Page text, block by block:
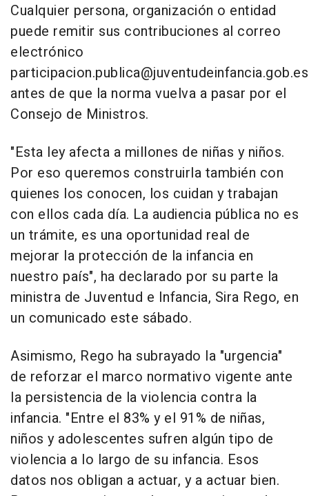
Cualquier persona, organización o entidad
puede remitir sus contribuciones al correo
electrónico
participacion.publica@juventudeinfancia.gob.es
antes de que la norma vuelva a pasar por el
Consejo de Ministros.
"Esta ley afecta a millones de niñas y niños.
Por eso queremos construirla también con
quienes los conocen, los cuidan y trabajan
con ellos cada día. La audiencia pública no es
un trámite, es una oportunidad real de
mejorar la protección de la infancia en
nuestro país", ha declarado por su parte la
ministra de Juventud e Infancia, Sira Rego, en
un comunicado este sábado.
Asimismo, Rego ha subrayado la "urgencia"
de reforzar el marco normativo vigente ante
la persistencia de la violencia contra la
infancia. "Entre el 83% y el 91% de niñas,
niños y adolescentes sufren algún tipo de
violencia a lo largo de su infancia. Esos
datos nos obligan a actuar, y a actuar bien.